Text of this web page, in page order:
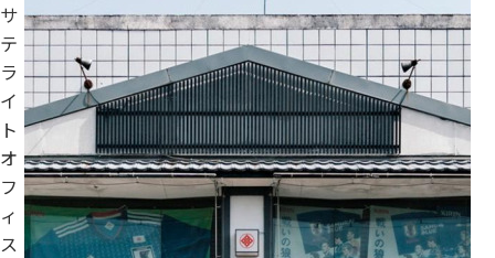
サ
テ
ラ
イ
ト
オ
フ
ィ
ス